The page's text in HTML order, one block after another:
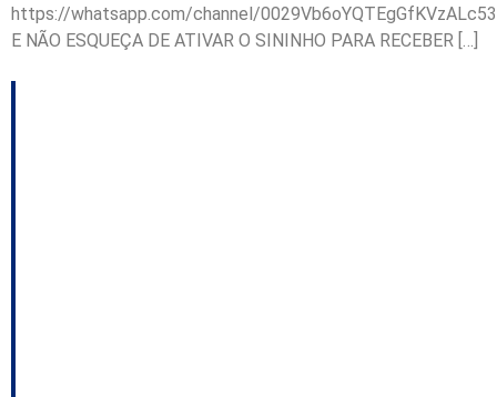
https://whatsapp.com/channel/
E NÃO ESQUEÇA DE ATIVAR O SININHO PARA RECEBER […]